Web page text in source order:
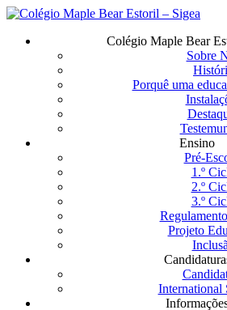
Saltar
Menu
Colégio Maple Bear
Sobre
Porquê uma
Ensino
Pré-
1.º
2.º
3.º
Projeto
International